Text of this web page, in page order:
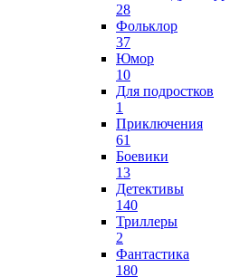
28
Фольклор
37
Юмор
10
Для подростков
1
Приключения
61
Боевики
13
Детективы
140
Триллеры
2
Фантастика
180